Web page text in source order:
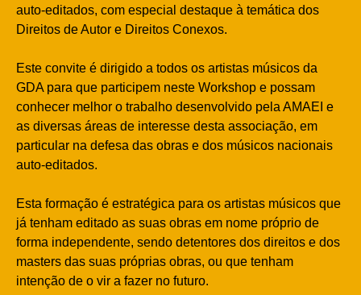
auto-editados, com especial destaque à temática dos
Direitos de Autor e Direitos Conexos.
Este convite é dirigido a todos os artistas músicos da
GDA para que participem neste Workshop e possam
conhecer melhor o trabalho desenvolvido pela AMAEI e
as diversas áreas de interesse desta associação, em
particular na defesa das obras e dos músicos nacionais
auto-editados.
Esta formação é estratégica para os artistas músicos que
já tenham editado as suas obras em nome próprio de
forma independente, sendo detentores dos direitos e dos
masters das suas próprias obras, ou que tenham
intenção de o vir a fazer no futuro.